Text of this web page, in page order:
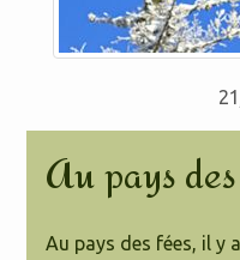
Au pays
Au pays des fées, il y